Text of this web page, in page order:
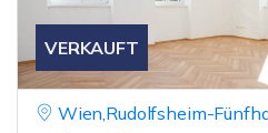
VERKAUFT
Wien,Rudolfsheim-